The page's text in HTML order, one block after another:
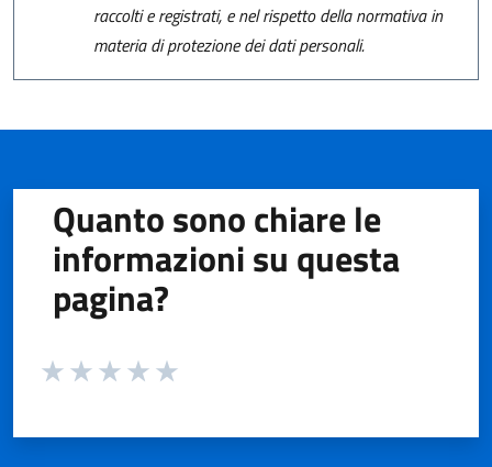
raccolti e registrati, e nel rispetto della normativa in
materia di protezione dei dati personali.
Quanto sono chiare le
informazioni su questa
pagina?
Valuta da 1 a 5 stelle la pagina